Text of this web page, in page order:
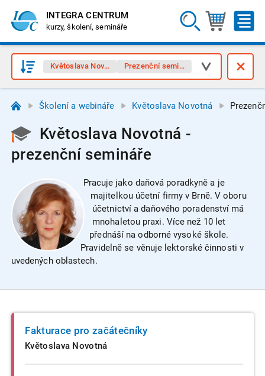
INTEGRA CENTRUM
kurzy, školení, semináře
Květoslava Novotná Prezenční semináře
Školení a webináře Květoslava Novotná
Květoslava Novotná -
prezenční semináře
Pracuje jako daňová poradkyně a je
majitelkou účetní firmy v Brně. V oboru
účetnictví a daňového poradenství má
mnohaletou praxi. Více než 10 let
přednáší na odborné vysoké škole.
Pravidelně se věnuje lektorské činnosti v
uvedených oblastech.
Fakturace pro začátečníky
Květoslava Novotná